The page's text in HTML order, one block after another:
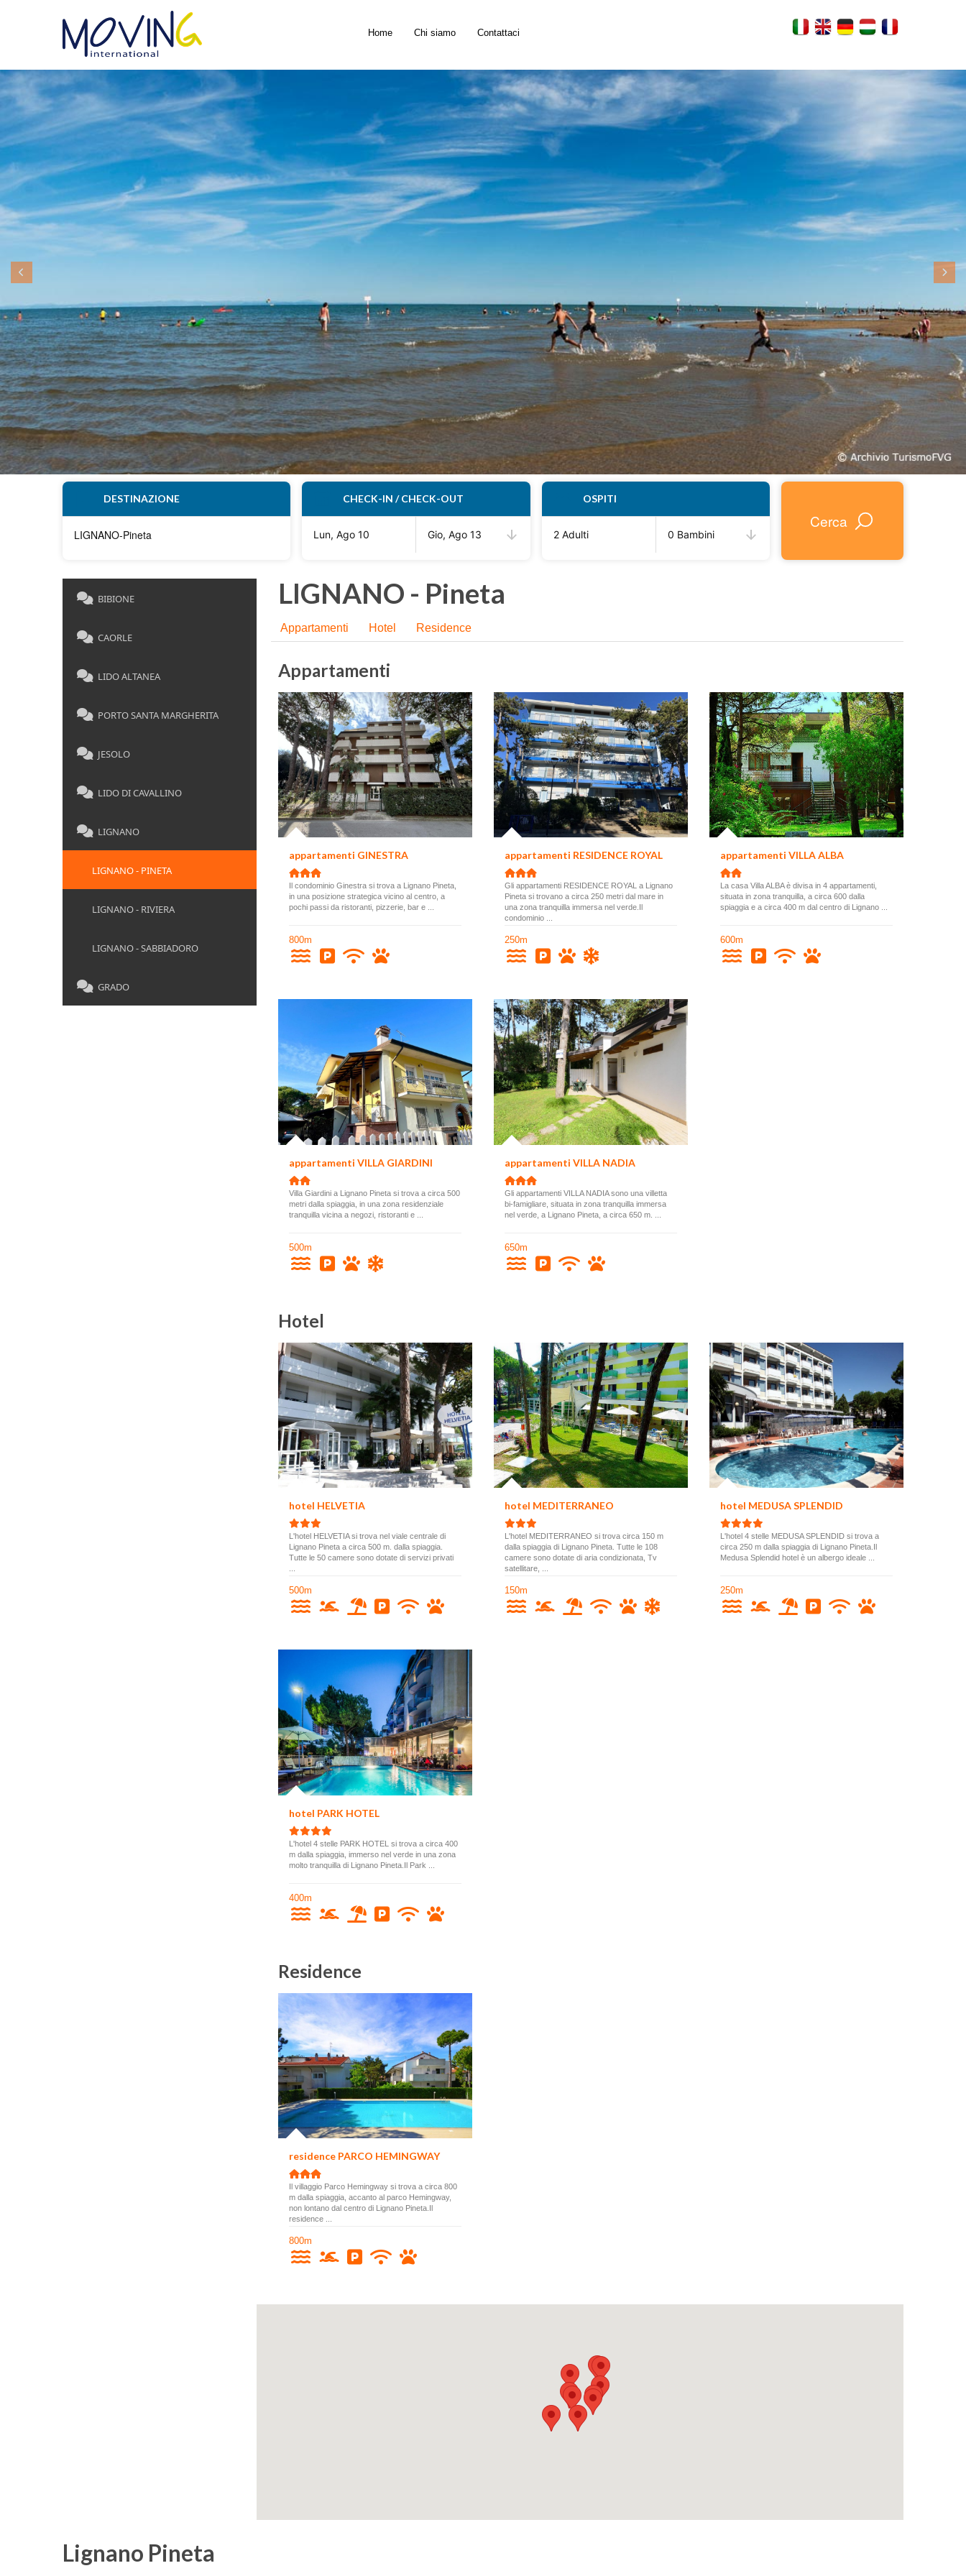
Home Chi siamo Contattaci
DESTINAZIONE CHECK-IN / CHECK-OUT
Lun, Ago 10 Gio, Ago 13
OSPITI
2 Adulti 0 Bambini
BIBIONE
LIGNANO - PINETA
LIGNANO - RIVIERA
appartamenti GINESTRA
Il condominio Ginestra si trova a Lignano Pineta,
in una posizione strategica vicino al centro, a
pochi passi da ristoranti, pizzerie, bar e ...
appartamenti RESIDENCE ROYAL
Gli appartamenti RESIDENCE ROYAL a Lignano
Pineta si trovano a circa 250 metri dal mare in
una zona tranquilla immersa nel verde.Il
condominio ...
250m
appartamenti VILLA ALBA
La casa Villa ALBA è divisa in 4 appartamenti,
situata in zona tranquilla, a circa 600 dalla
spiaggia e a circa 400 m dal centro di Lignano ...
appartamenti VILLA GIARDINI
Villa Giardini a Lignano Pineta si trova a circa 500
metri dalla spiaggia, in una zona residenziale
tranquilla vicina a negozi, ristoranti e ...
appartamenti VILLA NADIA
Gli appartamenti VILLA NADIA sono una villetta
bi-famigliare, situata in zona tranquilla immersa
nel verde, a Lignano Pineta, a circa 650 m. ...
hotel HELVETIA
L'hotel HELVETIA si trova nel viale centrale di
Lignano Pineta a circa 500 m. dalla spiaggia.
Tutte le 50 camere sono dotate di servizi privati
...
500m
hotel MEDITERRANEO
L'hotel MEDITERRANEO si trova circa 150 m
dalla spiaggia di Lignano Pineta. Tutte le 108
camere sono dotate di aria condizionata, Tv
satellitare, ...
150m
hotel MEDUSA SPLENDID
L'hotel 4 stelle MEDUSA SPLENDID si trova a
circa 250 m dalla spiaggia di Lignano Pineta.Il
Medusa Splendid hotel è un albergo ideale ...
hotel PARK HOTEL
L'hotel 4 stelle PARK HOTEL si trova a circa 400
m dalla spiaggia, immerso nel verde in una zona
molto tranquilla di Lignano Pineta.Il Park ...
residence PARCO HEMINGWAY
Il villaggio Parco Hemingway si trova a circa 800
m dalla spiaggia, accanto al parco Hemingway,
non lontano dal centro di Lignano Pineta.Il
residence ...
800m
Un mare di accoglienza